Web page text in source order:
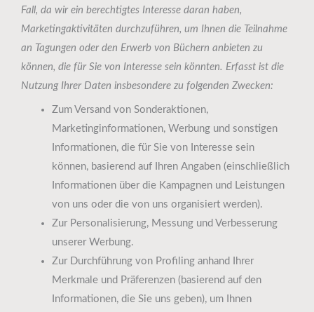
Fall, da wir ein berechtigtes Interesse daran haben,
Marketingaktivitäten durchzuführen, um Ihnen die Teilnahme
an Tagungen oder den Erwerb von Büchern anbieten zu
können, die für Sie von Interesse sein könnten. Erfasst ist die
Nutzung Ihrer Daten insbesondere zu folgenden Zwecken:
Zum Versand von Sonderaktionen,
Marketinginformationen, Werbung und sonstigen
Informationen, die für Sie von Interesse sein
können, basierend auf Ihren Angaben (einschließlich
Informationen über die Kampagnen und Leistungen
von uns oder die von uns organisiert werden).
Zur Personalisierung, Messung und Verbesserung
unserer Werbung.
Zur Durchführung von Profiling anhand Ihrer
Merkmale und Präferenzen (basierend auf den
Informationen, die Sie uns geben), um Ihnen